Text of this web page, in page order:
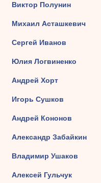
Виктор Полунин
Михаил Асташкевич
Сергей Иванов
Юлия Логвиненко
Андрей Хорт
Игорь Сушков
Андрей Кононов
Александр Забайкин
Владимир Ушаков
Алексей Гульчук